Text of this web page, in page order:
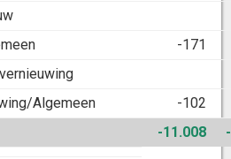
-171
Algemeen
-102
-11.008